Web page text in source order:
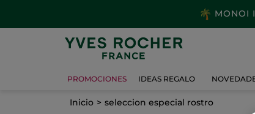
MONOI
PROMOCIONES IDEAS REGALO
Inicio seleccion especial rostro